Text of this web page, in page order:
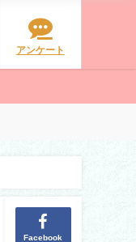
アンケート
Facebook